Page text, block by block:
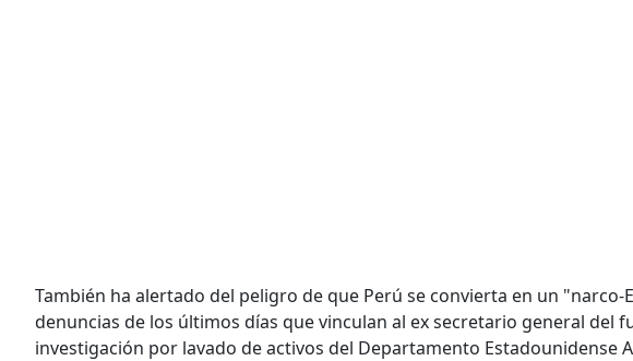
También ha alertado del peligro de que Perú se convierta en un "narco-
denuncias de los últimos días que vinculan al ex secretario general del
investigación por lavado de activos del Departamento Estadounidense